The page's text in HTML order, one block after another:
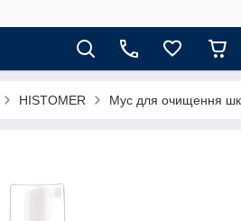
HISTOMER Мус для очищення